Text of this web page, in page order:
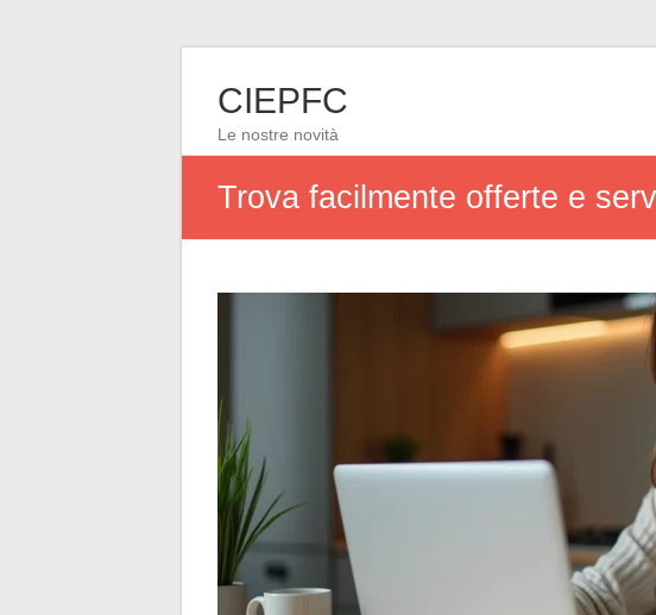
CIEPFC
Le nostre novità
Trova facilmente offerte e